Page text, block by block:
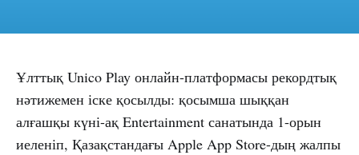
Ұлттық Unico Play онлайн-платформасы рекордтық
нәтижемен іске қосылды: қосымша шыққан
алғашқы күні-ақ Entertainment санатында 1-орын
иеленіп, Қазақстандағы Apple App Store-дың жалпы